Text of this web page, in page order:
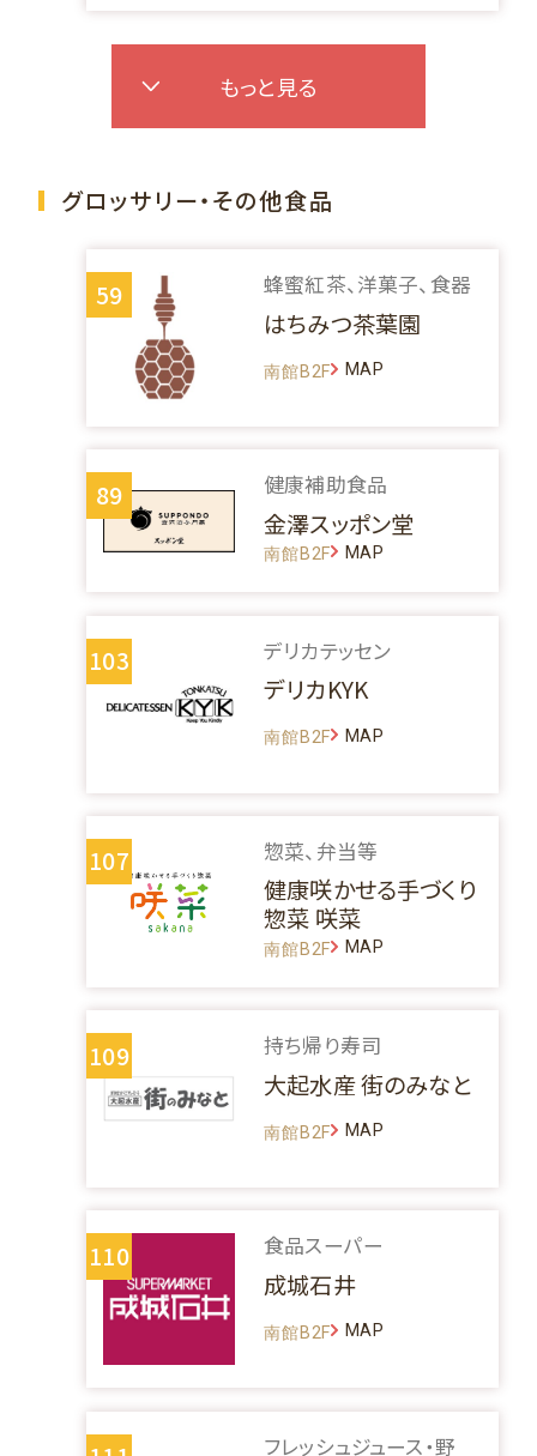
もっと見る
グロッサリー・その他食品
59 蜂蜜紅茶、洋菓子、食器
はちみつ茶葉園
南館B2F MAP
89 健康補助食品
金澤スッポン堂
南館B2F MAP
103 デリカテッセン
デリカKYK
南館B2F MAP
107 惣菜、弁当等
健康咲かせる手づくり
惣菜 咲菜
南館B2F MAP
109 持ち帰り寿司
大起水産 街のみなと
南館B2F MAP
110 食品スーパー
成城石井
南館B2F MAP
フレッシュジュース・野